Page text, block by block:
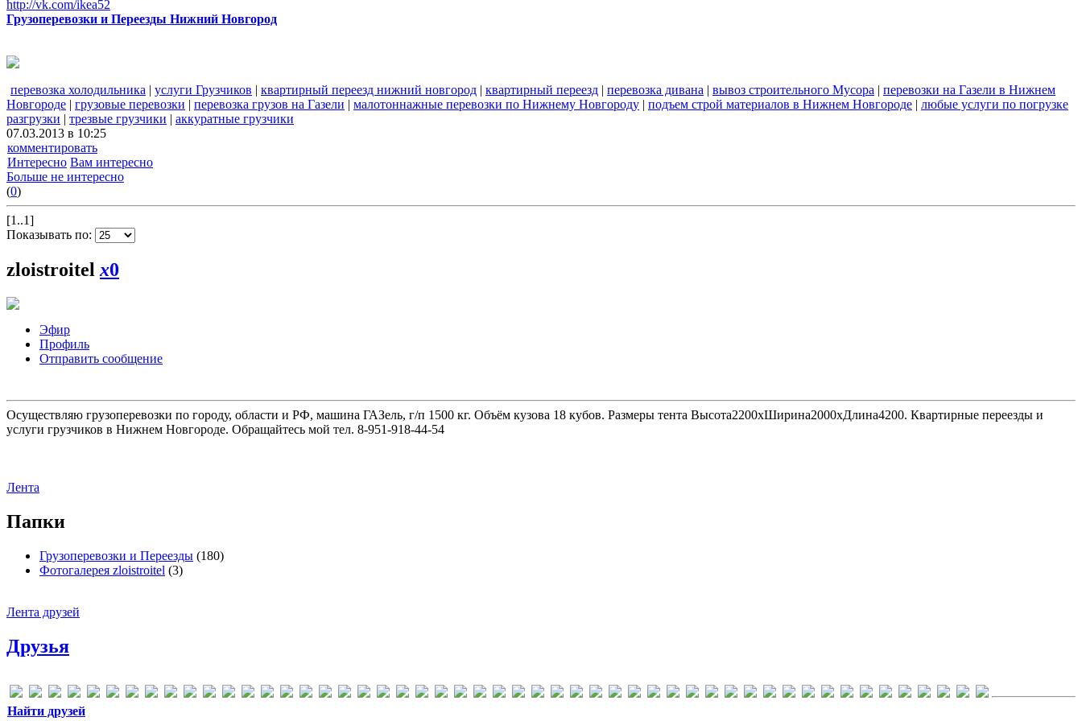
http://vk.com/ikea52
Грузоперевозки и Переезды Нижний Новгород
перевозка холодильника | услуги Грузчиков | квартирный переезд нижний новгород | квартирный переезд | перевозка дивана | вывоз строительного Мусора | перевозки на Газели в Нижнем
Новгороде | грузовые перевозки | перевозка грузов на Газели | малотоннажные перевозки по Нижнему Новгороду | подъем строй материалов в Нижнем Новгороде | любые услуги по погрузке
разгрузки | трезвые грузчики | аккуратные грузчики
07.03.2013 в 10:25
комментировать
Интересно Вам интересно
Больше не интересно
(0)
[1..1]
Показывать по:
zloistroitel x0
Эфир
Профиль
Отправить сообщение
Осуществляю грузоперевозки по городу, области и РФ, машина ГАЗель, г/п 1500 кг. Объём кузова 18 кубов. Размеры тента Высота2200хШирина2000хДлина4200. Квартирные переезды и
услуги грузчиков в Нижнем Новгороде. Обращайтесь мой тел. 8-951-918-44-54
Лента
Папки
Грузоперевозки и Переезды (180)
Фотогалерея zloistroitel (3)
Лента друзей
Друзья
Найти друзей